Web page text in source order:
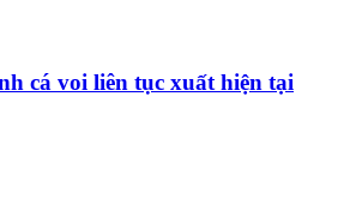
cá voi liên tục xuất hiện tại